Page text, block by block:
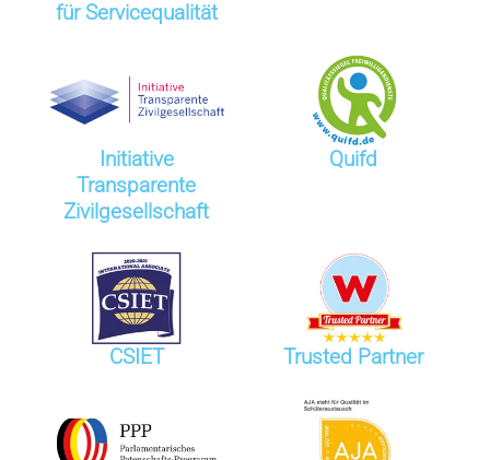
für Servicequalität
Initiative
Transparente
Zivilgesellschaft
Quifd
CSIET Trusted Partner